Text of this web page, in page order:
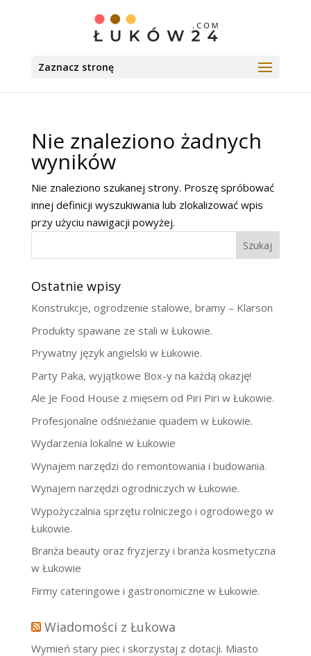
Zaznacz stronę
Nie znaleziono żadnych
wyników
Nie znaleziono szukanej strony. Proszę spróbować
innej definicji wyszukiwania lub zlokalizować wpis
przy użyciu nawigacji powyżej.
Szukaj
Ostatnie wpisy
Konstrukcje, ogrodzenie stalowe, bramy – Klarson
Produkty spawane ze stali w Łukowie.
Prywatny język angielski w Łukowie.
Party Paka, wyjątkowe Box-y na każdą okazję!
Ale Je Food House z mięsem od Piri Piri w Łukowie.
Profesjonalne odśnieżanie quadem w Łukowie.
Wydarzenia lokalne w Łukowie
Wynajem narzędzi do remontowania i budowania.
Wynajem narzędzi ogrodniczych w Łukowie.
Wypożyczalnia sprzętu rolniczego i ogrodowego w
Łukowie.
Branża beauty oraz fryzjerzy i branża kosmetyczna
w Łukowie
Firmy cateringowe i gastronomiczne w Łukowie.
Wiadomości z Łukowa
Wymień stary piec i skorzystaj z dotacji. Miasto